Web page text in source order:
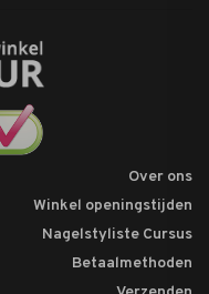
Over ons
Winkel openingstijden
Nagelstyliste Cursus
Betaalmethoden